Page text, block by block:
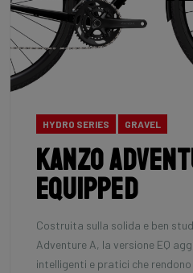
HYDRO SERIES GRAVEL
Kanzo
Equipped
Costruita sulla solida e ben
Adventure A, la versione EQ
intelligenti e pratici che